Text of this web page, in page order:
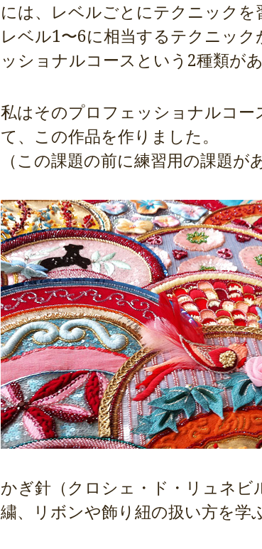
には、レベルごとにテクニック
レベル1〜6に相当するテクニッ
ッショナルコースという2種類があ
私はそのプロフェッショナルコー
て、この作品を作りました。
（この課題の前に練習用の課題が
かぎ針（クロシェ・ド・リュネビ
繍、リボンや飾り紐の扱い方を学